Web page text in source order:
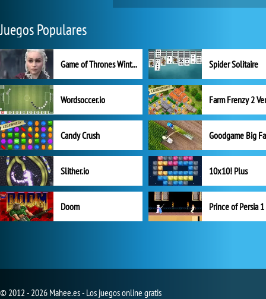
Juegos Populares
Game of Thrones Winter is Coming Spider Solitaire
Wordsoccer.io
Candy Crush Goodgame Big
Slither.io 10x10! Plus
Doom Prince of Persia 1
© 2012 - 2026 Mahee.es - Los juegos online gratis